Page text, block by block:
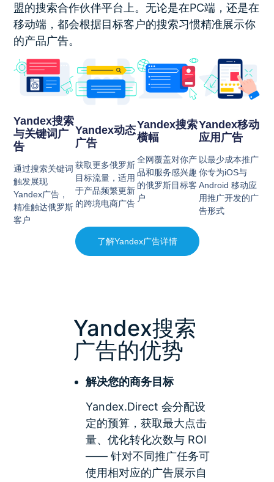
盟的搜索合作伙伴平台上。无论是在PC端，还是在
移动端，都会根据目标客户的搜索习惯精准展示你
的产品广告。
Yandex搜索
与关键词广
告
通过搜索关键词
触发展现
Yandex广告，
精准触达俄罗斯
客户
Yandex动态
广告
获取更多俄罗斯
目标流量，适用
于产品频繁更新
的跨境电商广告
Yandex搜索
横幅
全网覆盖对你产
品和服务感兴趣
的俄罗斯目标客
户
Yandex移动
应用广告
以最少成本推广
你专为iOS与
Android 移动应
用推广开发的广
告形式
了解Yandex广告详情
Yandex搜索
广告的优势
解决您的商务目标
Yandex.Direct 会分配设
定的预算，获取最大点击
量、优化转化次数与 ROI
—— 针对不同推广任务可
使用相对应的广告展示自